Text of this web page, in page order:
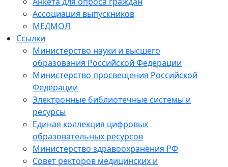
Ассоциация выпускников
МЕДМОЛ
Ссылки
Министерство науки и высшего
образования Российской Федерации
Министерство просвещения Российской
Федерации
Электронные библиотечные системы и
ресурсы
Единая коллекция цифровых
образовательных ресурсов
Министерство здравоохранения РФ
Совет ректоров медицинских и